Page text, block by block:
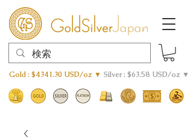
Gold : $4341.30 USD/oz ▼ Silver : $63.58 USD/oz ▼